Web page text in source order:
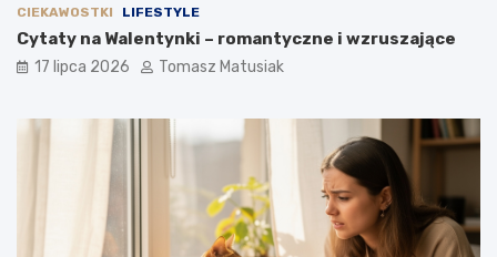
CIEKAWOSTKI LIFESTYLE
Cytaty na Walentynki – romantyczne i wzruszające
17 lipca 2026 Tomasz Matusiak